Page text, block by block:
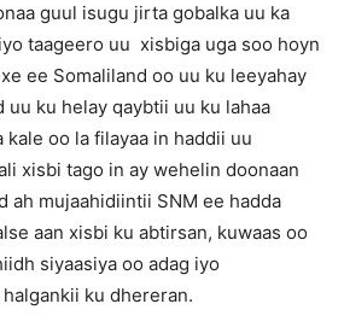
guul isugu jirta gobalka uu ka
taageero uu xisbiga uga soo hoyn
ee Somaliland oo uu ku leeyahay
uu ku helay qaybtii uu ku lahaa
kale oo la filayaa in haddii uu
xisbi tago in ay wehelin doonaan
ah mujaahidiintii SNM ee hadda
aan xisbi ku abtirsan, kuwaas oo
siyaasiya oo adag iyo
ku dhereran.